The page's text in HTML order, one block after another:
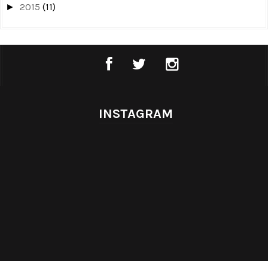
► 2015 (11)
INSTAGRAM